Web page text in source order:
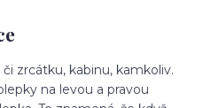
zrcátku, kabinu, kamkoliv.
na levou a pravou